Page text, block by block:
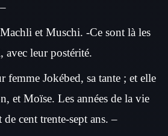
et Muschi. -Ce sont là les
avec leur postérité.
femme Jokébed, sa tante ; et elle
et Moïse. Les années de la vie
cent trente-sept ans. –